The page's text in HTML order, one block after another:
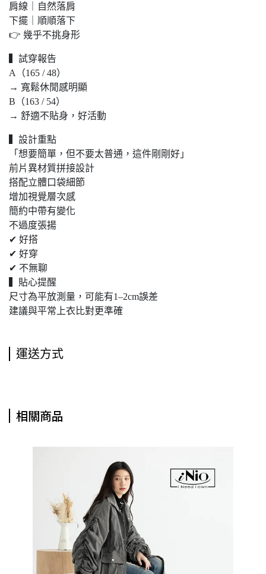
肩線｜自然落肩
下擺｜順順落下
👉 幾乎不挑身形
▍試穿報告
A（165 / 48）
→ 寬鬆休閒感明顯
B（163 / 54）
→ 舒適不貼身，好活動
▍設計重點
「想要簡單，但不要太普通，這件剛剛好」
前片異材質拼接設計
搭配立體口袋細節
增加視覺層次感
簡約中帶有變化
不過度張揚
✔ 好搭
✔ 好穿
✔ 不無聊
▍貼心提醒
尺寸為平放測量，可能有1–2cm誤差
建議與平常上衣比對更準確
運送方式
相關商品